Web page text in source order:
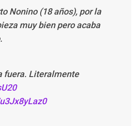
Nonino (18 años), por la
muy bien pero acaba
fuera. Literalmente